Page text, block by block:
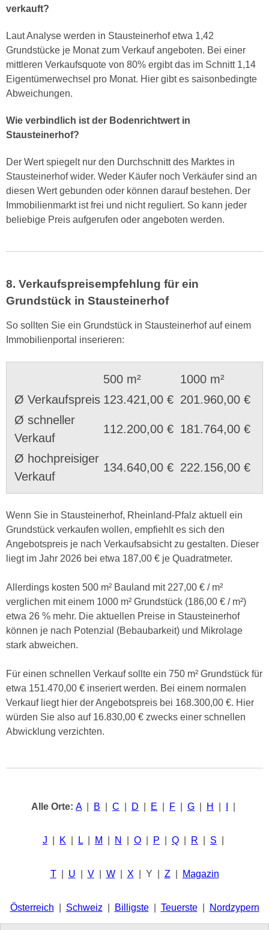
verkauft?
Laut Analyse werden in Stausteinerhof etwa 1,42
Grundstücke je Monat zum Verkauf angeboten. Bei einer
mittleren Verkaufsquote von 80% ergibt das im Schnitt 1,14
Eigentümerwechsel pro Monat. Hier gibt es saisonbedingte
Abweichungen.
Wie verbindlich ist der Bodenrichtwert in
Stausteinerhof?
Der Wert spiegelt nur den Durchschnitt des Marktes in
Stausteinerhof wider. Weder Käufer noch Verkäufer sind an
diesen Wert gebunden oder können darauf bestehen. Der
Immobilienmarkt ist frei und nicht reguliert. So kann jeder
beliebige Preis aufgerufen oder angeboten werden.
8. Verkaufspreisempfehlung für ein
Grundstück in Stausteinerhof
So sollten Sie ein Grundstück in Stausteinerhof auf einem
Immobilienportal inserieren:
500 m²
1000 m²
Ø Verkaufspreis 123.421,00 € 201.960,00 €
Ø schneller
Verkauf
112.200,00 € 181.764,00 €
Ø hochpreisiger
Verkauf
134.640,00 € 222.156,00 €
Wenn Sie in Stausteinerhof, Rheinland-Pfalz aktuell ein
Grundstück verkaufen wollen, empfiehlt es sich den
Angebotspreis je nach Verkaufsabsicht zu gestalten. Dieser
liegt im Jahr 2026 bei etwa 187,00 € je Quadratmeter.
Allerdings kosten 500 m² Bauland mit 227,00 € / m²
verglichen mit einem 1000 m² Grundstück (186,00 € / m²)
etwa 26 % mehr. Die aktuellen Preise in Stausteinerhof
können je nach Potenzial (Bebaubarkeit) und Mikrolage
stark abweichen.
Für einen schnellen Verkauf sollte ein 750 m² Grundstück für
etwa 151.470,00 € inseriert werden. Bei einem normalen
Verkauf liegt hier der Angebotspreis bei 168.300,00 €. Hier
würden Sie also auf 16.830,00 € zwecks einer schnellen
Abwicklung verzichten.
Alle Orte: A| B C D E F G H
J K L M N O P Q R S
T| U V| W| X | Y | Z Magazin
Österreich Schweiz Billigste| Teuerste| Nordzypern